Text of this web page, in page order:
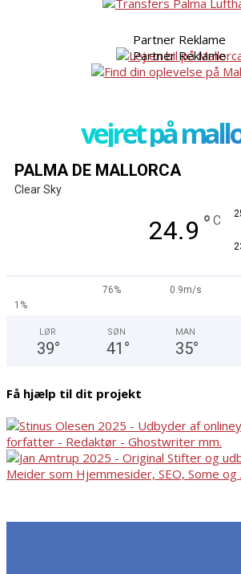
Partner Reklame
Partner Reklame
vejret på
PALMA DE MALLORCA
Clear Sky
24.9 ° C
76%
0.9m/s
1%
LØR
39°
SØN
41 °
MAN
35°
Få hjælp til dit projekt